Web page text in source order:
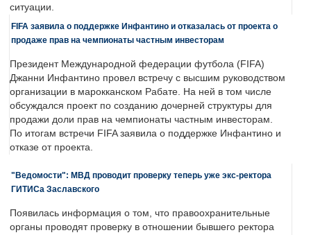
ситуации.
FIFA заявила о поддержке Инфантино и отказалась от проекта о
продаже прав на чемпионаты частным инвесторам
Президент Международной федерации футбола (FIFA)
Джанни Инфантино провел встречу с высшим руководством
организации в марокканском Рабате. На ней в том числе
обсуждался проект по созданию дочерней структуры для
продажи доли прав на чемпионаты частным инвесторам.
По итогам встречи FIFA заявила о поддержке Инфантино и
отказе от проекта.
"Ведомости": МВД проводит проверку теперь уже экс-ректора
ГИТИСа Заславского
Появилась информация о том, что правоохранительные
органы проводят проверку в отношении бывшего ректора